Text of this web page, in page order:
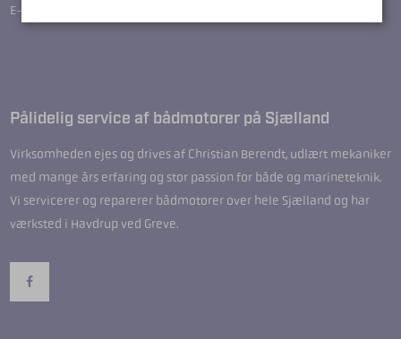
E-mail: christian.kbmm@gmail.com
Pålidelig service af bådmotorer på Sjælland
Virksomheden ejes og drives af Christian Berendt, udlært mekaniker
med mange års erfaring og stor passion for både og marineteknik.
Vi servicerer og reparerer bådmotorer over hele Sjælland og har
værksted i Havdrup ved Greve.